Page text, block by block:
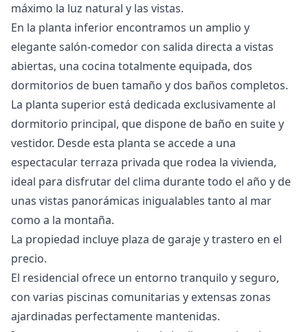
máximo la luz natural y las vistas.
En la planta inferior encontramos un amplio y
elegante salón-comedor con salida directa a vistas
abiertas, una cocina totalmente equipada, dos
dormitorios de buen tamaño y dos baños completos.
La planta superior está dedicada exclusivamente al
dormitorio principal, que dispone de baño en suite y
vestidor. Desde esta planta se accede a una
espectacular terraza privada que rodea la vivienda,
ideal para disfrutar del clima durante todo el año y de
unas vistas panorámicas inigualables tanto al mar
como a la montaña.
La propiedad incluye plaza de garaje y trastero en el
precio.
El residencial ofrece un entorno tranquilo y seguro,
con varias piscinas comunitarias y extensas zonas
ajardinadas perfectamente mantenidas.